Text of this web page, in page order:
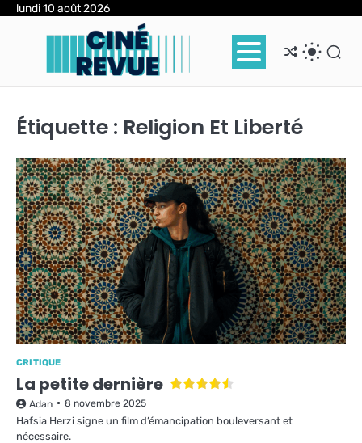
Skiplundi 10 août 2026
Étiquette : Religion Et Liberté
CRITIQUE
La petite dernière
Adan 8 novembre 2025
Hafsia Herzi signe un film d’émancipation bouleversant et
nécessaire.